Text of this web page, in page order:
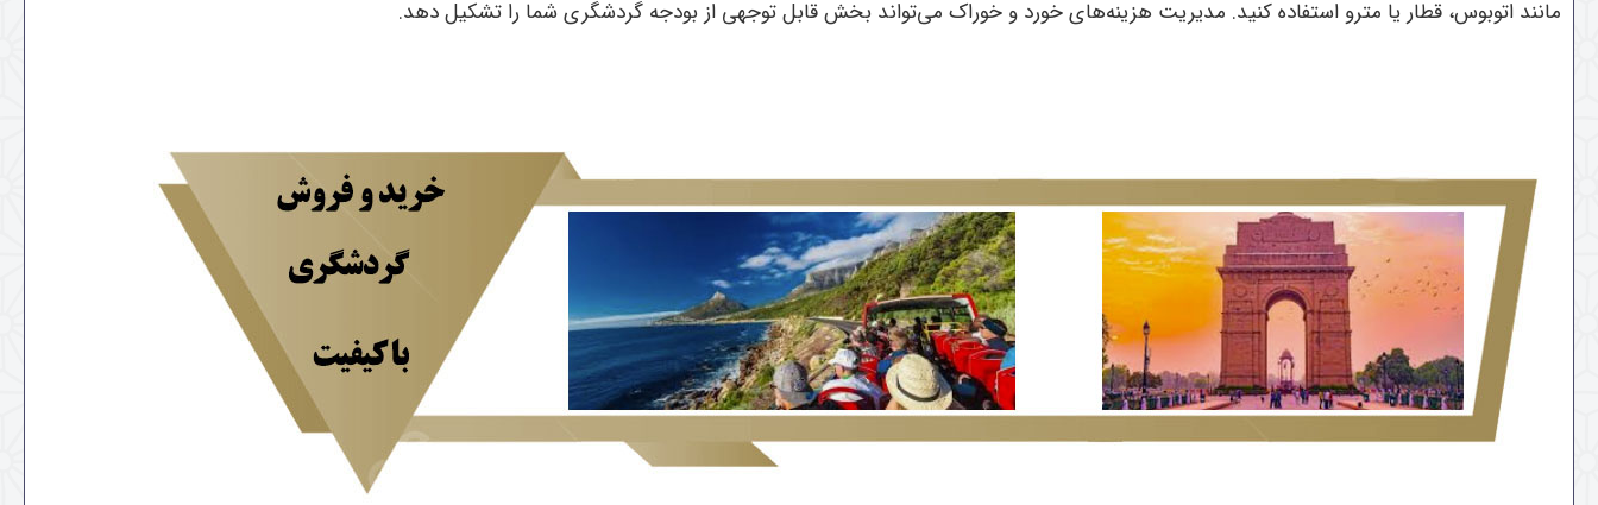
مانند اتوبوس، قطار یا مترو استفاده کنید. مدیریت هزینه‌های خورد و خوراک می‌تواند بخش قابل توجهی از بودجه گردشگری شما را تشکیل دهد.